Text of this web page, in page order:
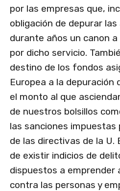
por las empresas que,
obligación de depurar
durante años un canon
por dicho servicio.
destino de los fondos
Europea a la depuración
el monto al que
de nuestros bolsillos
las sanciones impuestas
de las directivas de la U.
de existir indicios de
dispuestos a emprender
contra las personas y